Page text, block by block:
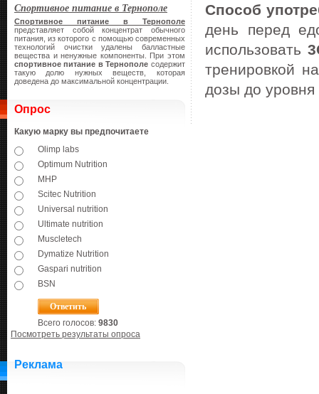
Спортивное питание в Тернополе
Спортивное питание в Тернополе
представляет собой концентрат обычного
питания, из которого с помощью современных
технологий очистки удалены балластные
вещества и ненужные компоненты. При этом
спортивное питание в Тернополе содержит
такую долю нужных веществ, которая
доведена до максимальной концентрации.
Опрос
Какую марку вы предпочитаете
Olimp labs
Optimum Nutrition
MHP
Scitec Nutrition
Universal nutrition
Ultimate nutrition
Muscletech
Dymatize Nutrition
Gaspari nutrition
BSN
Всего голосов: 9830
Посмотреть результаты опроса
Реклама
Способ
день перед
использовать
тренировкой
дозы до